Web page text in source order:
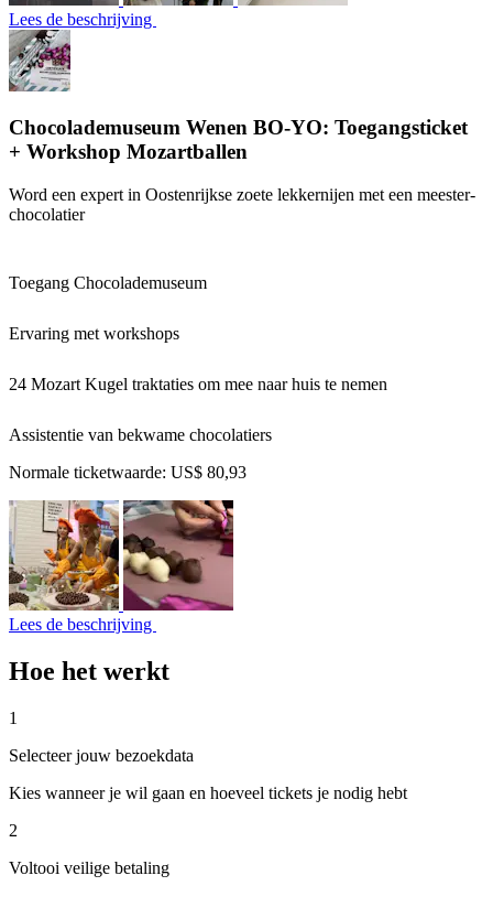
Lees de beschrijving
Chocolademuseum Wenen BO-YO: Toegangsticket
+ Workshop Mozartballen
Word een expert in Oostenrijkse zoete lekkernijen met een meester-
chocolatier
Toegang Chocolademuseum
Ervaring met workshops
24 Mozart Kugel traktaties om mee naar huis te nemen
Assistentie van bekwame chocolatiers
Normale ticketwaarde: US$ 80,93
Lees de beschrijving
Hoe het werkt
1
Selecteer jouw bezoekdata
Kies wanneer je wil gaan en hoeveel tickets je nodig hebt
2
Voltooi veilige betaling